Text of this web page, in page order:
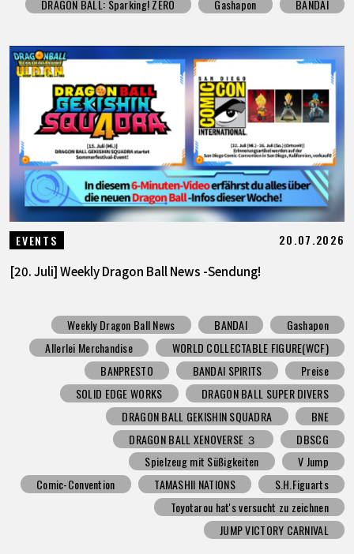
DRAGON BALL: Sparking! ZERO Gashapon BANDAI
EVENTS 20.07.2026
[20. Juli] Weekly Dragon Ball News -Sendung!
Weekly Dragon Ball News BANDAI
Gashapon
Allerlei Merchandise
WORLD COLLECTABLE FIGURE(WCF)
BANPRESTO
BANDAI SPIRITS
Preise
SOLID EDGE WORKS
DRAGON BALL SUPER DIVERS
DRAGON BALL GEKISHIN SQUADRA
BNE
DRAGON BALL XENOVERSE ３
DBSCG
Spielzeug mit Süßigkeiten
V Jump
Comic-Convention
TAMASHII NATIONS
S.H.Figuarts
Toyotarou hat's versucht zu zeichnen
JUMP VICTORY CARNIVAL